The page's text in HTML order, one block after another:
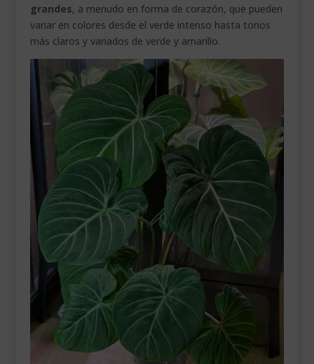
grandes, a menudo en forma de corazón, que pueden
variar en colores desde el verde intenso hasta tonos
más claros y variados de verde y amarillo.